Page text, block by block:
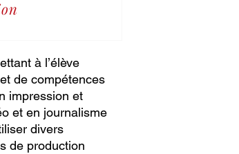
à l’élève
de compétences
impression et
et en journalisme
divers
de production